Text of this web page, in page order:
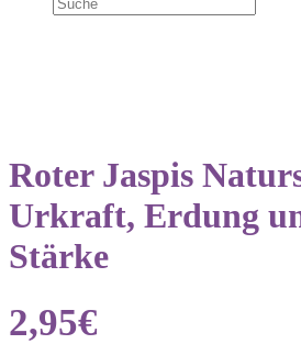
Roter Jaspis
Urkraft, Erdung
Stärke
2,95€